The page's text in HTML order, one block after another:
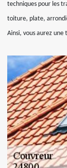
techniques pour les
toiture, plate,
Ainsi, vous aurez